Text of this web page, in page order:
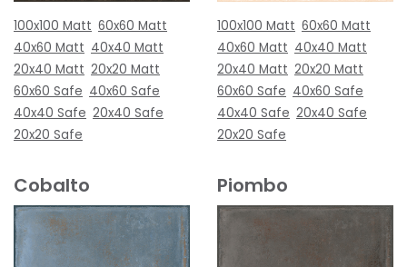
100x100 Matt 60x60 Matt
40x60 Matt 40x40 Matt
20x40 Matt 20x20 Matt
60x60 Safe 40x60 Safe
40x40 Safe 20x40 Safe
20x20 Safe
100x100 Matt 60x60 Matt
40x60 Matt 40x40 Matt
20x40 Matt 20x20 Matt
60x60 Safe 40x60 Safe
40x40 Safe 20x40 Safe
20x20 Safe
Cobalto Piombo